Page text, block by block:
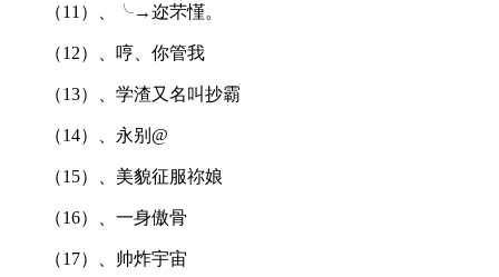
（11）、╰→迩芣慬。
（12）、哼、你管我
（13）、学渣又名叫抄霸
（14）、永别@
（15）、美貌征服祢娘
（16）、一身傲骨
（17）、帅炸宇宙